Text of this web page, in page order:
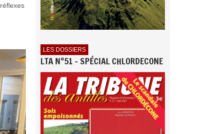
LES DOSSIERS
LTA N°51 - SPÉCIAL CHLORDECONE